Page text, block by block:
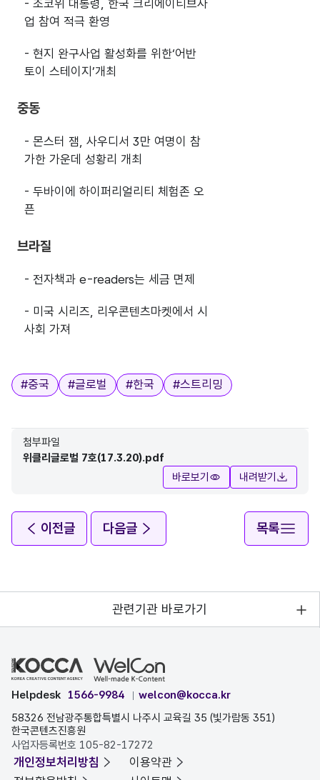
- 조코위 대통령, 한국 크리에이티브사
업 참여 적극 환영
- 현지 완구사업 활성화를 위한‘어반
토이 스테이지’개최
중동
- 몬스터 잼, 사우디서 3만 여명이 참
가한 가운데 성황리 개최
- 두바이에 하이퍼리얼리티 체험존 오
픈
브라질
- 전자책과 e-readers는 세금 면제
- 미국 시리즈, 리우콘텐츠마켓에서 시
사회 가져
태그
#중국 #글로벌 #한국 #스트리밍
첨부파일
위클리글로벌 7호(17.3.20).pdf
바로보기
내려받기
이전글 다음글 목록
관련기관 바로가기
Helpdesk 1566-9984
welcon@kocca.kr
58326 전남광주통합특별시 나주시 교육길 35 (빛가람동 351)
한국콘텐츠진흥원
사업자등록번호 105-82-17272
개인정보처리방침
이용약관